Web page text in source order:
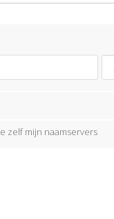
zelf mijn naamservers